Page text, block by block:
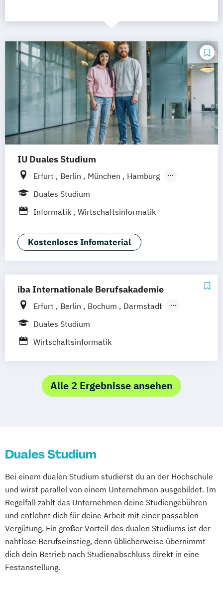
IU Duales Studium
Erfurt Berlin München
Hamburg
Frankfurt am Main
Mannheim
Leipzig Online-Campus
Augsburg Bielefeld Braunschweig
Dresden Duisburg Karlsruhe
Mainz Münster Stuttgart Aachen
deutschlandweit Bonn
Duales Studium
Informatik
Wirtschaftsinformatik
Kostenloses Infomaterial
iba Internationale Berufsakademie
Erfurt Berlin Bochum
Darmstadt
Hamburg
Heidelberg
Online-Campus
Duales Studium
Wirtschaftsinformatik
Alle 2 Ergebnisse ansehen
Duales Studium
Bei einem dualen Studium studierst du an der Hochschule
und wirst parallel von einem Unternehmen ausgebildet. Im
Regelfall zahlt das Unternehmen deine Studiengebühren
und entlohnt dich für deine Arbeit mit einer passablen
Vergütung. Ein großer Vorteil des dualen Studiums ist der
nahtlose Berufseinstieg, denn üblicherweise übernimmt
dich dein Betrieb nach Studienabschluss direkt in eine
Festanstellung.